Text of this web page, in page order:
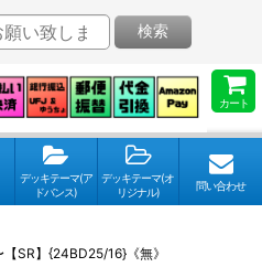
カート
検索
デッキテーマ(ア
ドバンス)
デッキテーマ(オ
リジナル)
問い合わせ
SR】{24BD25/16}《無》